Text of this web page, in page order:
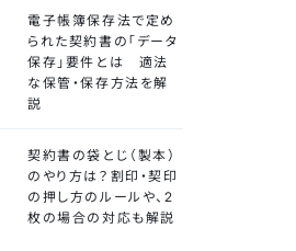
電子帳簿保存法で定め
られた契約書の「データ
保存」要件とは 適法
な保管・保存方法を解
説
契約書の袋とじ（製本）
のやり方は？割印・契印
の押し方のルールや、2
枚の場合の対応も解説